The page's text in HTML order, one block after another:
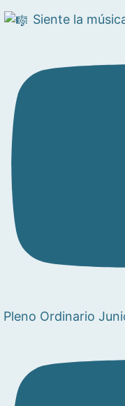
Siente la
Pleno Ordinario